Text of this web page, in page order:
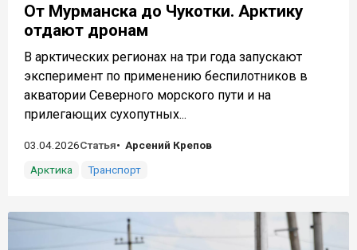
От Мурманска до Чукотки. Арктику
отдают дронам
В арктических регионах на три года запускают
эксперимент по применению беспилотников в
акватории Северного морского пути и на
прилегающих сухопутных...
03.04.2026Статья
Арсений Крепов
Арктика
Транспорт